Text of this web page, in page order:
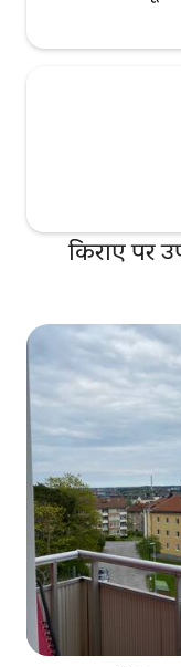
चीज़ें हैं: कैफ़े, बार,
अनोखे और आरामदायक
है। मुझसे संपर्क करते
लिखने के लिए भी आपका
किराए पर